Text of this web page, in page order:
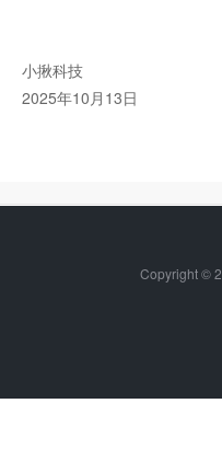
小揪科技
2025年10月13日
Copyright ©